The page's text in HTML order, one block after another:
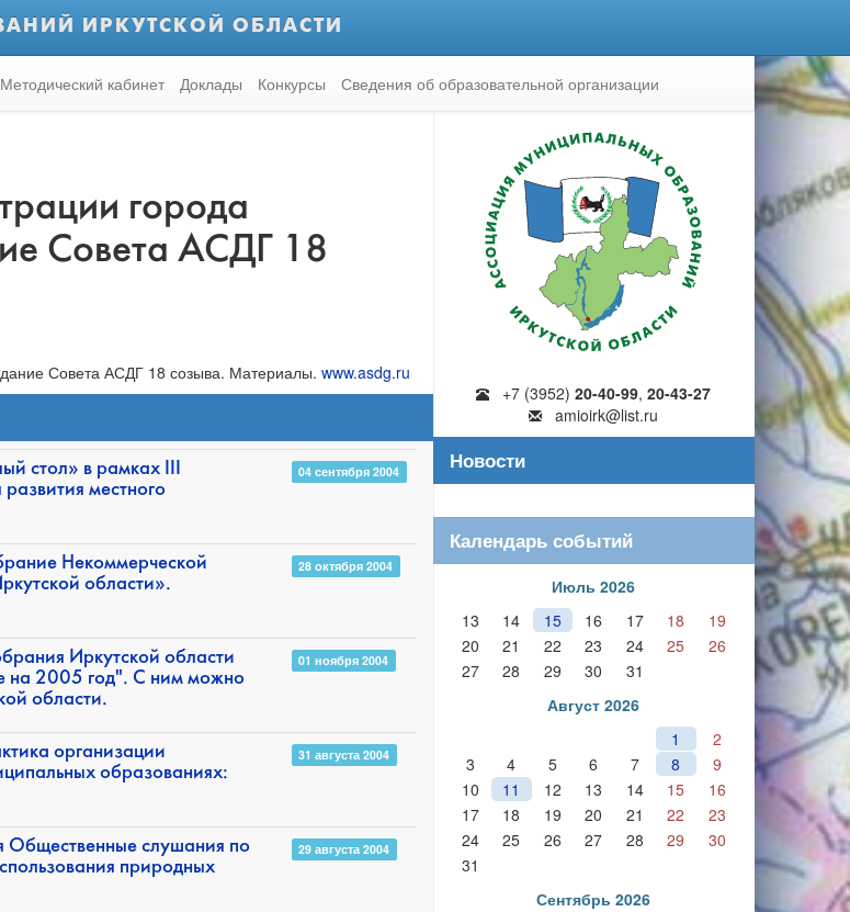
ИРКУТСКОЙ ОБЛАСТИ
Методический кабинет Доклады Конкурсы Сведения об образовательной организации
города
Совета АСДГ 18
Совета АСДГ 18 созыва. Материалы. www.asdg.ru
стол» в рамках III
местного
04 сентября 2004
Некоммерческой
области».
28 октября 2004
Иркутской области
на 2005 год". С ним можно
области.
01 ноября 2004
организации
образованиях:
31 августа 2004
Общественные слушания по
природных
29 августа 2004
+7 (3952)20-40-99,20-43-27
amioirk@list.ru
Новости
Календарь событий
Июль 2026
13
14 15 16 17 18
19
20
21 22 23 24 25
26
27
28 29 30
31
Август 2026
1
2
3
4 5 6 7 8
9
10
11 12 13 14 15
16
17
18 19 20 21 22
23
24
25 26 27 28 29
30
31
Сентябрь 2026